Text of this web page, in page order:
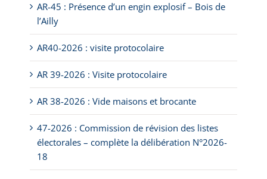
AR-45 : Présence d’un engin explosif – Bois de
l’Ailly
AR40-2026 : visite protocolaire
AR 39-2026 : Visite protocolaire
AR 38-2026 : Vide maisons et brocante
47-2026 : Commission de révision des listes
électorales – complète la délibération N°2026-
18